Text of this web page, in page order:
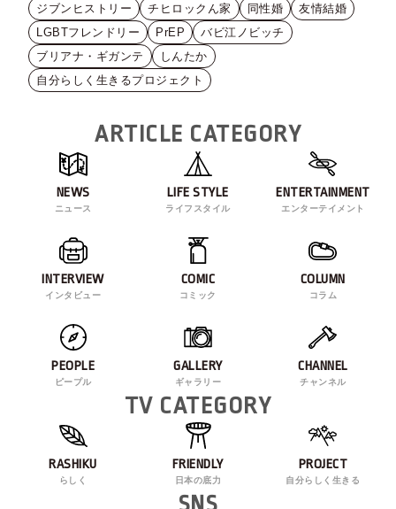
ジブンヒストリー
チヒロックん家 同性婚
友情結婚
LGBTフレンドリー
PrEP
バビ江ノビッチ
ブリアナ・ギガンテ
しんたか
自分らしく生きるプロジェクト
ARTICLE CATEGORY
NEWS
ニュース
LIFE STYLE
ライフスタイル
ENTERTAINMENT
エンターテイメント
INTERVIEW
インタビュー
COMIC
コミック
COLUMN
コラム
PEOPLE
ピープル
GALLERY
ギャラリー
CHANNEL
チャンネル
TV CATEGORY
RASHIKU
らしく
FRIENDLY
日本の底力
PROJECT
自分らしく生きる